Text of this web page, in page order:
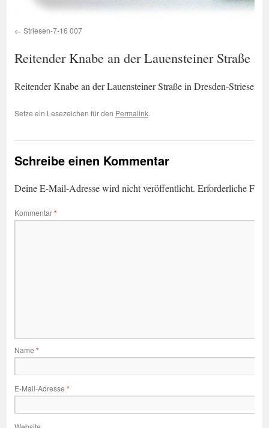
Striesen-7-16 007
Reitender Knabe an der Lauensteiner Straße
Reitender Knabe an der Lauensteiner Straße in Dresden-Striesen.
Setze ein Lesezeichen für den Permalink.
Schreibe einen Kommentar
Deine E-Mail-Adresse wird nicht veröffentlicht. Erforderliche
Kommentar*
Name *
E-Mail-Adresse *